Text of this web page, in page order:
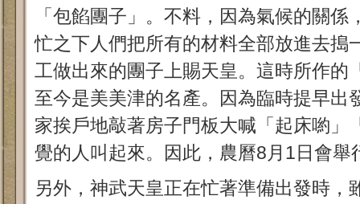
「包餡團子」。不料，因為氣候的關
忙之下人們把所有的材料全部放進去搗
工做出來的團子上賜天皇。這時所作的
至今是美美津的名產。因為臨時提早出
家挨戶地敲著房子門板大喊「起床喲」
覺的人叫起來。因此，農曆8月1日會舉
另外，神武天皇正在忙著準備出發時，